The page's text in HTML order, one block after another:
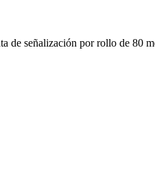
de señalización por rollo de 80